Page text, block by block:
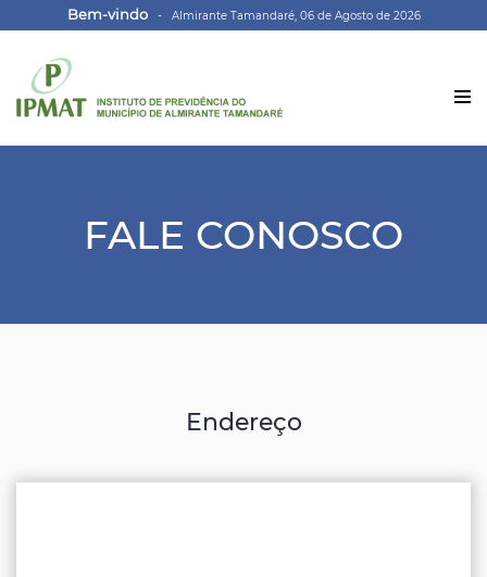
Bem-vindo- Almirante Tamandaré, 06 de Agosto de 2026
FALE CONOSCO
Endereço